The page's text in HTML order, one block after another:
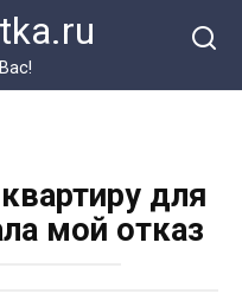
для
мой отказ